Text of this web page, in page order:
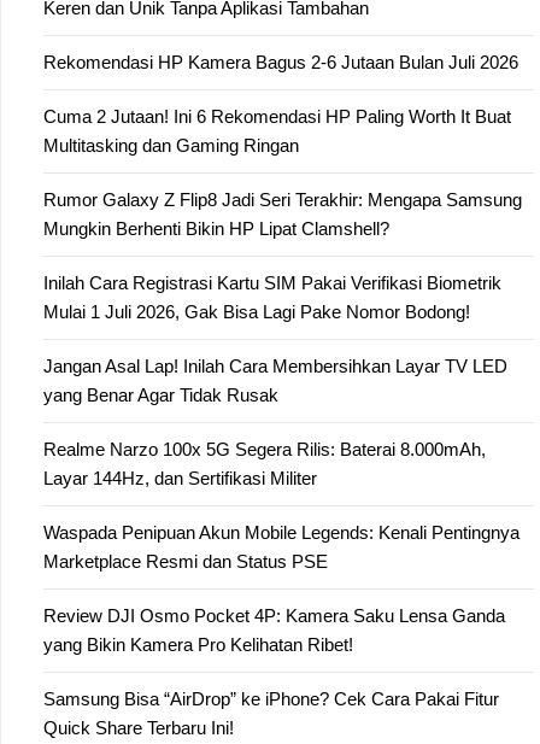
Keren dan Unik Tanpa Aplikasi Tambahan
Rekomendasi HP Kamera Bagus 2-6 Jutaan Bulan Juli 2026
Cuma 2 Jutaan! Ini 6 Rekomendasi HP Paling Worth It Buat
Multitasking dan Gaming Ringan
Rumor Galaxy Z Flip8 Jadi Seri Terakhir: Mengapa Samsung
Mungkin Berhenti Bikin HP Lipat Clamshell?
Inilah Cara Registrasi Kartu SIM Pakai Verifikasi Biometrik
Mulai 1 Juli 2026, Gak Bisa Lagi Pake Nomor Bodong!
Jangan Asal Lap! Inilah Cara Membersihkan Layar TV LED
yang Benar Agar Tidak Rusak
Realme Narzo 100x 5G Segera Rilis: Baterai 8.000mAh,
Layar 144Hz, dan Sertifikasi Militer
Waspada Penipuan Akun Mobile Legends: Kenali Pentingnya
Marketplace Resmi dan Status PSE
Review DJI Osmo Pocket 4P: Kamera Saku Lensa Ganda
yang Bikin Kamera Pro Kelihatan Ribet!
Samsung Bisa “AirDrop” ke iPhone? Cek Cara Pakai Fitur
Quick Share Terbaru Ini!